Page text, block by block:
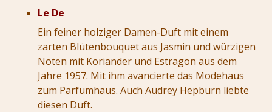
Le De
Ein feiner holziger Damen-Duft mit einem
zarten Blütenbouquet aus Jasmin und würzigen
Noten mit Koriander und Estragon aus dem
Jahre 1957. Mit ihm avancierte das Modehaus
zum Parfümhaus. Auch Audrey Hepburn liebte
diesen Duft.